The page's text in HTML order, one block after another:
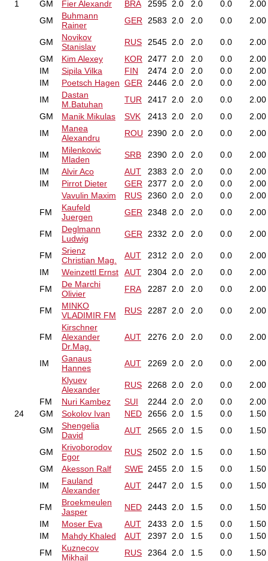
1 GM Fier Alexandr BRA 2595 2.0 2.0 0.0
2.00
GM
Buhmann
Rainer
GER 2583 2.0 2.0 0.0 2.00
GM
Novikov
Stanislav
RUS 2545 2.0 2.0 0.0
2.00
GM
Kim Alexey KOR 2477 2.0 2.0 0.0
2.00
IM
Sipila Vilka FIN 2474 2.0 2.0 0.0
2.00
IM
Poetsch Hagen GER 2446 2.0 2.0 0.0
2.00
IM
Dastan
M.Batuhan
TUR 2417 2.0 2.0 0.0
2.00
GM
Manik Mikulas SVK 2413 2.0 2.0 0.0
2.00
IM
Manea
Alexandru
ROU 2390 2.0 2.0 0.0 2.00
IM
Milenkovic
Mladen
SRB 2390 2.0 2.0 0.0
2.00
IM
Alvir Aco AUT 2383 2.0 2.0 0.0
2.00
IM
Pirrot Dieter GER 2377 2.0 2.0 0.0
2.00
Vavulin Maxim
RUS 2360 2.0 2.0 0.0
2.00
FM
Kaufeld
Juergen
GER 2348 2.0 2.0 0.0 2.00
FM
Deglmann
Ludwig
GER 2332 2.0 2.0 0.0 2.00
FM
Srienz
Christian Mag.
AUT 2312 2.0 2.0 0.0
2.00
IM
Weinzettl Ernst AUT 2304 2.0 2.0 0.0
2.00
FM
De Marchi
Olivier
FRA 2287 2.0 2.0 0.0 2.00
FM
MINKO
VLADIMIR FM
RUS 2287 2.0 2.0 0.0 2.00
FM
Kirschner
Alexander
Dr.Mag.
AUT 2276 2.0 2.0 0.0 2.00
IM
Ganaus
Hannes
AUT 2269 2.0 2.0 0.0
2.00
Klyuev
Alexander
RUS 2268 2.0 2.0 0.0
2.00
FM
Nuri Kambez SUI 2244 2.0 2.0 0.0
2.00
24
GM Sokolov Ivan NED 2656 2.0 1.5 0.0
1.50
GM
Shengelia
David
AUT 2565 2.0 1.5 0.0 1.50
GM
Krivoborodov
Egor
RUS 2502 2.0 1.5 0.0
1.50
GM
Akesson Ralf SWE 2455 2.0 1.5 0.0
1.50
IM
Fauland
Alexander
AUT 2447 2.0 1.5 0.0 1.50
FM
Broekmeulen
Jasper
NED 2443 2.0 1.5 0.0
1.50
IM
Moser Eva AUT 2433 2.0 1.5 0.0
1.50
IM
Mahdy Khaled AUT 2397 2.0 1.5 0.0
1.50
FM
Kuznecov
Mikhail
RUS 2364 2.0 1.5 0.0
1.50